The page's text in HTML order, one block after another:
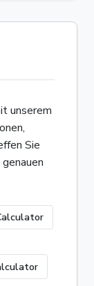
unserem
Sie